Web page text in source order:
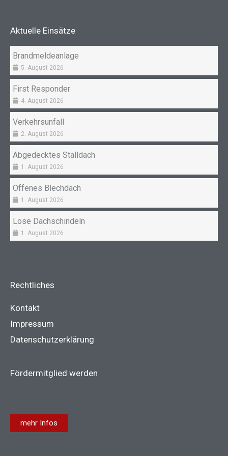
k
a
Aktuelle Einsätze
Brandmeldeanlage
5. August 2026
First Responder
4. August 2026
Verkehrsunfall
2. August 2026
Abgedecktes Stalldach
1. August 2026
Offenes Blechdach
1. August 2026
Lose Dachschindeln
1. August 2026
Rechtliches
Kontakt
Impressum
Datenschutzerklärung
Fördermitglied werden
mehr Infos